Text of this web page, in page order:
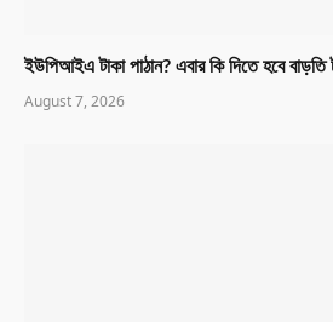
ইউপিআইএ টাকা পাঠান? এবার কি দিতে হবে বাড়তি
August 7, 2026